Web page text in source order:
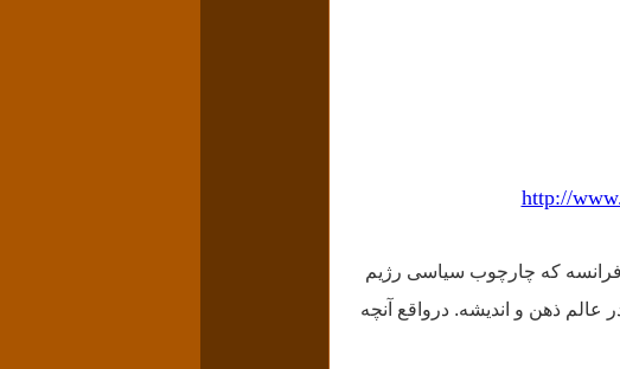
http://
فرانسه که چارچوب سیاسى رژیم
عالم ذهن و اندیشه. درواقع آنچه